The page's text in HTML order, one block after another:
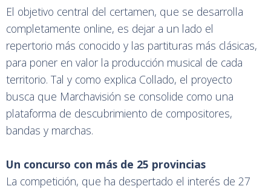
El objetivo central del certamen, que se desarrolla
completamente online, es dejar a un lado el
repertorio más conocido y las partituras más clásicas,
para poner en valor la producción musical de cada
territorio. Tal y como explica Collado, el proyecto
busca que Marchavisión se consolide como una
plataforma de descubrimiento de compositores,
bandas y marchas.
Un concurso con más de 25 provincias
La competición, que ha despertado el interés de 27